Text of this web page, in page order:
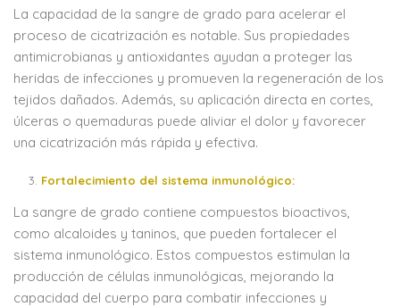
La capacidad de la sangre de grado para acelerar el
proceso de cicatrización es notable. Sus propiedades
antimicrobianas y antioxidantes ayudan a proteger las
heridas de infecciones y promueven la regeneración de los
tejidos dañados. Además, su aplicación directa en cortes,
úlceras o quemaduras puede aliviar el dolor y favorecer
una cicatrización más rápida y efectiva.
Fortalecimiento del sistema inmunológico:
La sangre de grado contiene compuestos bioactivos,
como alcaloides y taninos, que pueden fortalecer el
sistema inmunológico. Estos compuestos estimulan la
producción de células inmunológicas, mejorando la
capacidad del cuerpo para combatir infecciones y